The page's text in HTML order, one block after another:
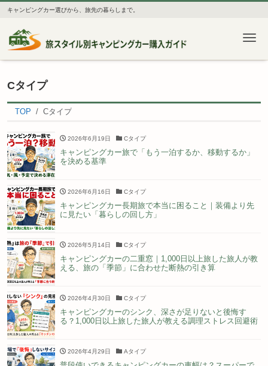
キャンピングカー選びから、旅先の暮らしまで。
Cタイプ
TOP Cタイプ
2026年6月19日 Cタイプ
キャンピングカー旅で「もう一泊するか、移動するか」
を決める基準
2026年6月16日 Cタイプ
キャンピングカー長期旅で本当に困ること｜装備より先
に見たい「暮らしの回し方」
2026年5月14日 Cタイプ
キャンピングカーの二重窓｜1,000日以上旅した旅人が教
える、旅の「季節」に合わせた断熱の引き算
2026年4月30日 Cタイプ
キャンピングカーのシンク、深さが足りないと後悔す
る？1,000日以上旅した旅人が教える調理ストレス回避術
2026年4月29日 Aタイプ